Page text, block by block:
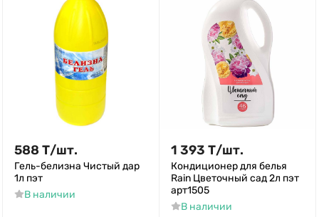
588 Т/шт.
Гель-белизна Чистый дар
1л пэт
В наличии
1 393 Т/шт.
Кондиционер для белья
Rain Цветочный сад 2л пэт
арт1505
В наличии